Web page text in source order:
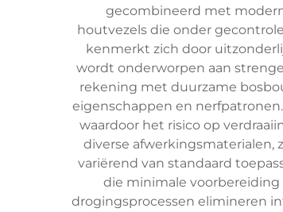
gecombineerd met
houtvezels die onder
kenmerkt zich door
wordt onderworpen aan
rekening met duurzame
eigenschappen en
waardoor het risico op
diverse afwerkingsmaterialen,
variërend van standaard
die minimale voorbereiding
drogingsprocessen elimineren